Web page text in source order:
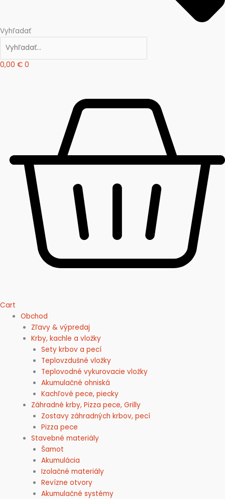
Vyhľadať
0,00 € 0
Cart
Obchod
Zľavy & výpredaj
Krby, kachle a vložky
Sety krbov a pecí
Teplovzdušné vložky
Teplovodné vykurovacie vložky
Akumulačné ohniská
Kachľové pece, piecky
Záhradné krby, Pizza pece, Grilly
Zostavy záhradných krbov, pecí
Pizza pece
Stavebné materiály
Šamot
Akumulácia
Izolačné materiály
Revízne otvory
Akumulačné systémy